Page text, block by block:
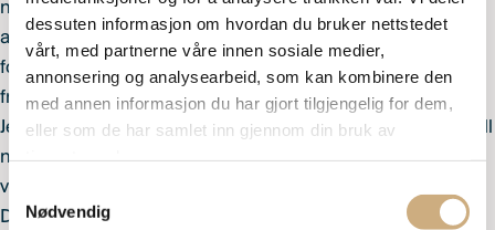
dessuten informasjon om hvordan du bruker nettstedet
vårt, med partnerne våre innen sosiale medier,
annonsering og analysearbeid, som kan kombinere den
med annen informasjon du har gjort tilgjengelig for dem,
eller som de har samlet inn gjennom din bruk av
Samtykkevalg
Nødvendig
når kunder selger seg ut – og at jeg derfor aldri vil
anbefale det. Det stemmer til en viss grad. Men jeg
foretrekker en fornøyd kunde som har valgt å selge,
fremfor en misfornøyd kunde som sitter igjen og angrer.
Jeg vet ikke om Oslo Børs vil ende med røde eller sorte tall
neste uke. Aksjeinvesteringer handler om langsiktig
verdiskaping – ikke om hva som skjer i løpet av én uke.
Derfor mener jeg det er lurt å eie flere selskaper innen